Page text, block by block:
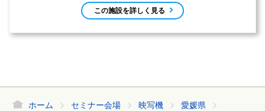
この施設を詳しく見る
ホーム セミナー会場 映写機
愛媛県